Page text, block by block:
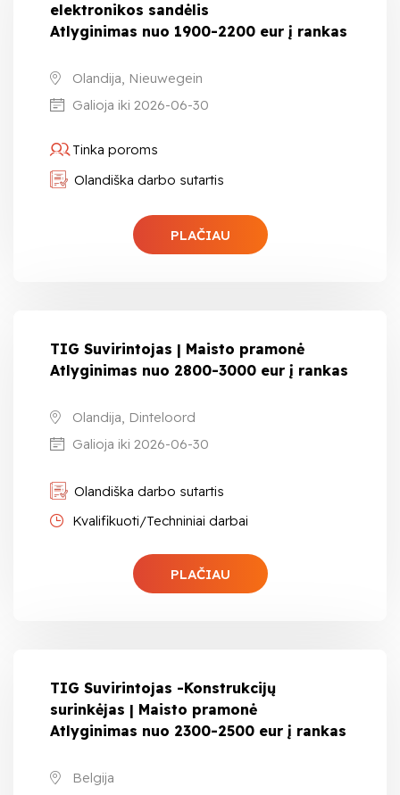
elektronikos sandėlis
Atlyginimas nuo 1900-2200 eur į rankas
Olandija, Nieuwegein
Galioja iki 2026-06-30
Tinka poroms
Olandiška darbo sutartis
PLAČIAU
TIG Suvirintojas | Maisto pramonė
Atlyginimas nuo 2800-3000 eur į rankas
Olandija, Dinteloord
Galioja iki 2026-06-30
Olandiška darbo sutartis
Kvalifikuoti/Techniniai darbai
PLAČIAU
TIG Suvirintojas -Konstrukcijų
surinkėjas | Maisto pramonė
Atlyginimas nuo 2300-2500 eur į rankas
Belgija